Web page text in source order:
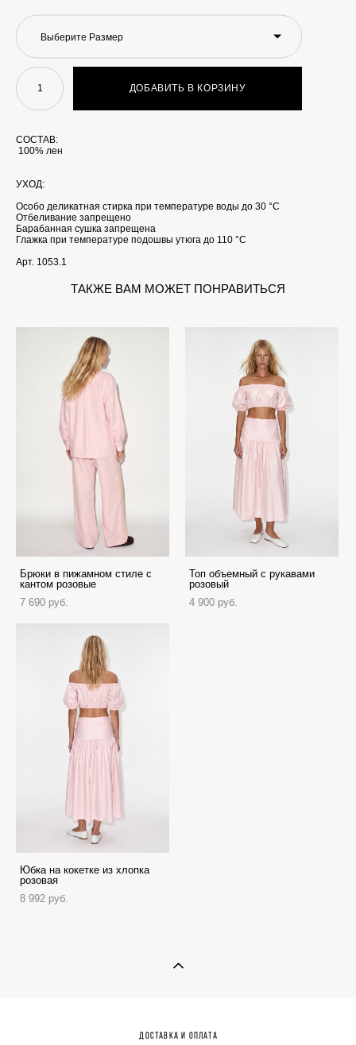
Выберите Размер
ДОБАВИТЬ В КОРЗИНУ
СОСТАВ:
100% лен
УХОД:
Особо деликатная стирка при температуре воды до 30 °C
Отбеливание запрещено
Барабанная сушка запрещена
Глажка при температуре подошвы утюга до 110 °C
Арт. 1053.1
ТАКЖЕ ВАМ МОЖЕТ ПОНРАВИТЬСЯ
Брюки в пижамном стиле с
кантом розовые
7 690 pуб.
Топ объемный с рукавами
розовый
4 900 pуб.
Юбка на кокетке из хлопка
розовая
8 992 pуб.
Доставка и оплата